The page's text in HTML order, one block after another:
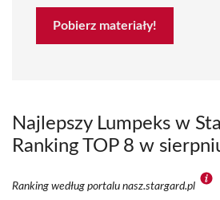
Pobierz materiały!
Najlepszy Lumpeks w
Ranking TOP 8 w
Ranking według portalu nasz.stargard.pl